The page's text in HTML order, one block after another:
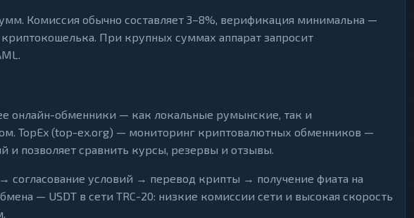
Комиссия обычно составляет 3–8%, верификация минимальна —
При крупных суммах аппарат запросит
онлайн-обменники — как локальные румынские, так и
TopEx (top-ex.org) — мониторинг криптовалютных обменников —
и позволяет сравнить курсы, резервы и отзывы.
согласование условий → перевод крипты → получение фиата на
— USDT в сети TRC-20: низкие комиссии сети и высокая скорость